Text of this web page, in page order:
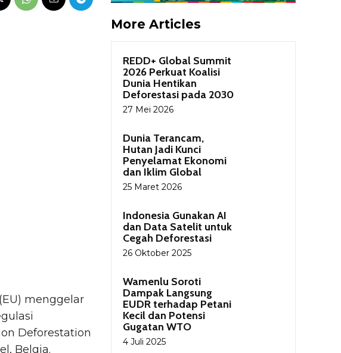
menggelar
Deforestation
Belgia.
More Articles
REDD+ Global Summit
2026 Perkuat Koalisi
Dunia Hentikan
Deforestasi pada 2030
27 Mei 2026
Dunia Terancam,
Hutan Jadi Kunci
Penyelamat Ekonomi
dan Iklim Global
25 Maret 2026
Indonesia Gunakan AI
dan Data Satelit untuk
Cegah Deforestasi
26 Oktober 2025
Wamenlu Soroti
Dampak Langsung
EUDR terhadap Petani
Kecil dan Potensi
Gugatan WTO
4 Juli 2025